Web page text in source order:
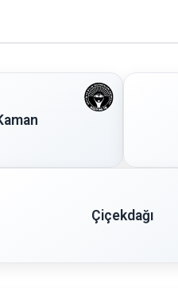
Çiçekdağı